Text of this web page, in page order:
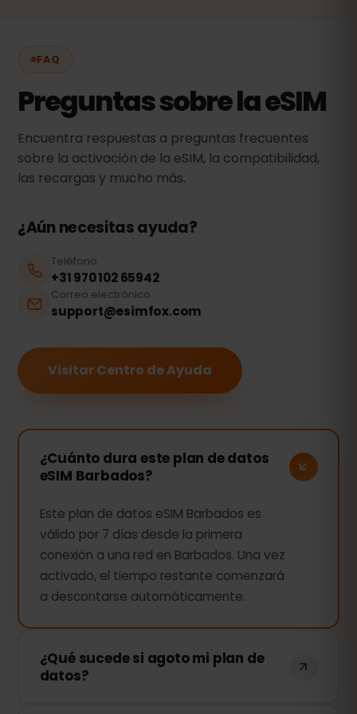
FAQ
Preguntas sobre la eSIM
Encuentra respuestas a preguntas frecuentes
sobre la activación de la eSIM, la compatibilidad,
las recargas y mucho más.
¿Aún necesitas ayuda?
Teléfono
+31 970 102 65942
Correo electrónico
support@esimfox.com
Visitar Centro de Ayuda
¿Cuánto dura este plan de datos
eSIM Barbados?
Este plan de datos eSIM Barbados es
válido por 7 días desde la primera
conexión a una red en Barbados. Una vez
activado, el tiempo restante comenzará
a descontarse automáticamente.
¿Qué sucede si agoto mi plan de
datos?